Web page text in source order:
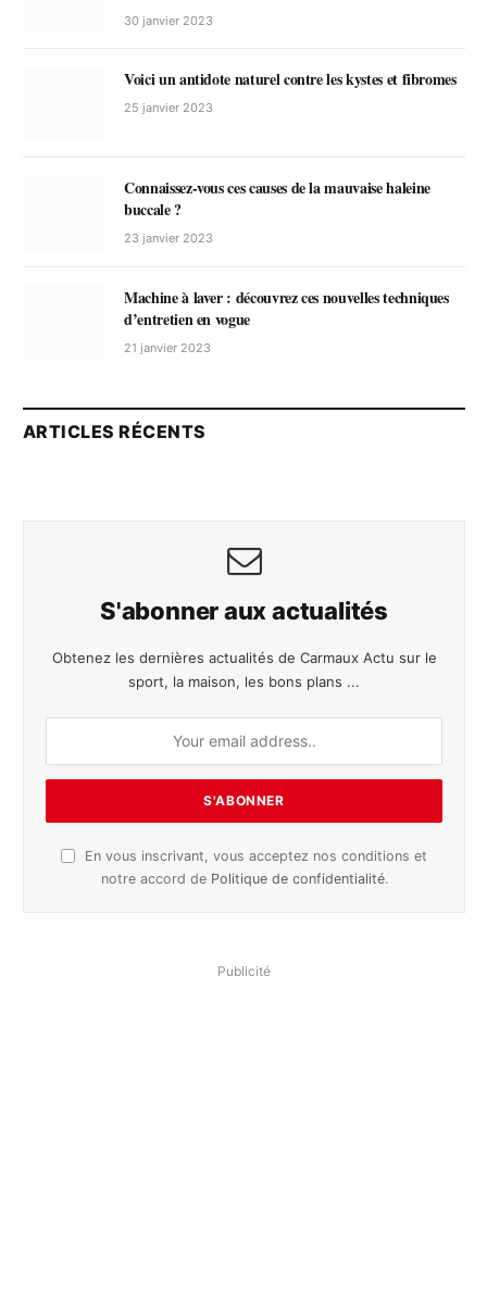
30 janvier 2023
Voici un antidote naturel contre les kystes et fibromes
25 janvier 2023
Connaissez-vous ces causes de la mauvaise haleine
buccale ?
23 janvier 2023
Machine à laver : découvrez ces nouvelles techniques
d’entretien en vogue
21 janvier 2023
ARTICLES RÉCENTS
S'abonner aux actualités
Obtenez les dernières actualités de Carmaux Actu sur le
sport, la maison, les bons plans ...
En vous inscrivant, vous acceptez nos conditions et
notre accord de Politique de confidentialité.
Publicité